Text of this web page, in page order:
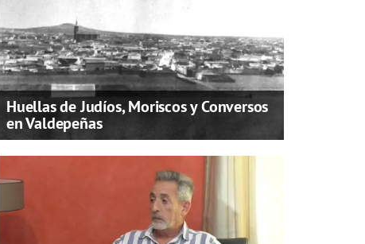
Huellas de Judíos, Moriscos y Conversos
en Valdepeñas